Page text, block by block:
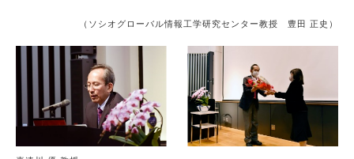
（ソシオグローバル情報工学研究センター教授 豊田 正史）